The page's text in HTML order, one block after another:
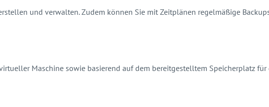
und verwalten. Zudem können Sie mit Zeitplänen regelmäßige
Maschine sowie basierend auf dem bereitgestelltem Speicherplatz für